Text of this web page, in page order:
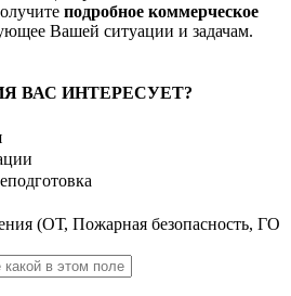
подробное коммерческое
Вашей ситуации и задачам.
ВАС ИНТЕРЕСУЕТ?
(ОТ, Пожарная безопасность, ГО